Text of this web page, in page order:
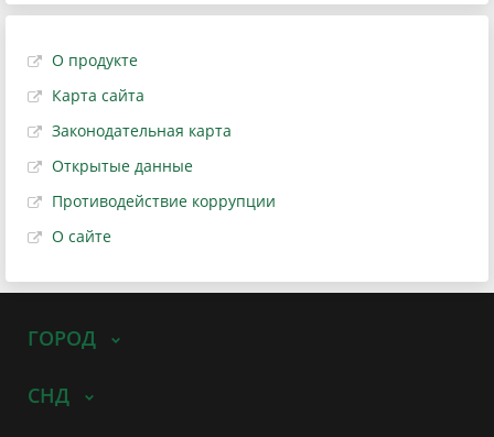
О продукте
Карта сайта
Законодательная карта
Открытые данные
Противодействие коррупции
О сайте
ГОРОД
СНД